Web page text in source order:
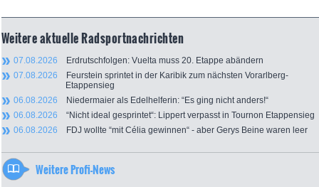
Weitere aktuelle Radsportnachrichten
07.08.2026 Erdrutschfolgen: Vuelta muss 20. Etappe abändern
07.08.2026 Feurstein sprintet in der Karibik zum nächsten Vorarlberg-
Etappensieg
06.08.2026 Niedermaier als Edelhelferin: “Es ging nicht anders!“
06.08.2026 “Nicht ideal gesprintet“: Lippert verpasst in Tournon Etappensieg
06.08.2026 FDJ wollte “mit Célia gewinnen“ - aber Gerys Beine waren leer
Weitere Profi-News